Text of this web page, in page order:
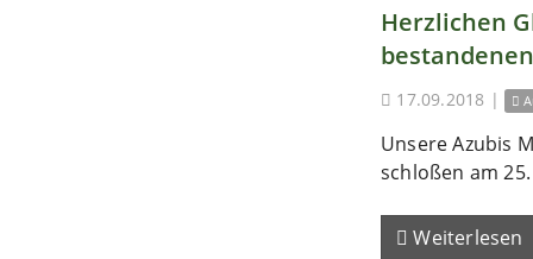
Herzlichen
17.09.2018 |
Unsere Azubis
schloßen am
Weiterlesen